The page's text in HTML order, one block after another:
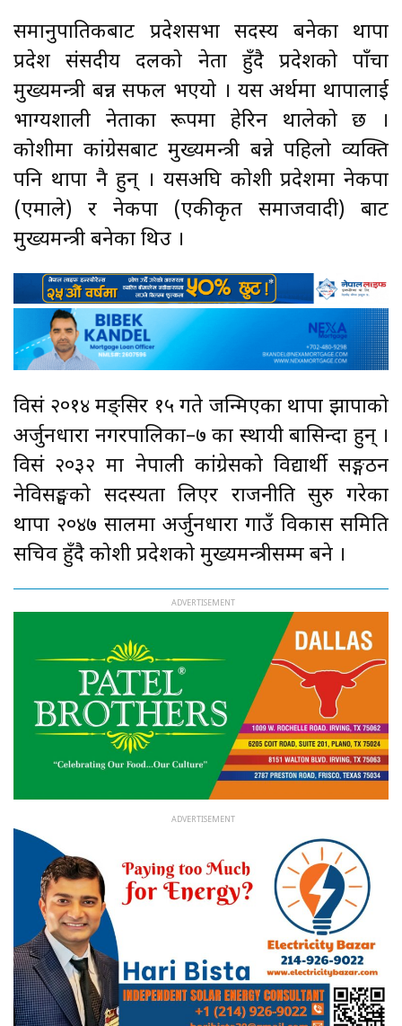
समानुपातिकबाट प्रदेशसभा सदस्य बनेका थापा
प्रदेश संसदीय दलको नेता हुँदै प्रदेशको पाँचौँ
मुख्यमन्त्री बन्न सफल भएयो । यस अर्थमा थापालाई
भाग्यशाली नेताका रूपमा हेरिन थालेको छ ।
कोशीमा कांग्रेसबाट मुख्यमन्त्री बन्ने पहिलो व्यक्ति
पनि थापा नै हुन् । यसअघि कोशी प्रदेशमा नेकपा
(एमाले) र नेकपा (एकीकृत समाजवादी) बाट
मुख्यमन्त्री बनेका थिउ ।
विसं २०१४ मङ्सिर १५ गते जन्मिएका थापा झापाको
अर्जुनधारा नगरपालिका–७ का स्थायी बासिन्दा हुन् ।
विसं २०३२ मा नेपाली कांग्रेसको विद्यार्थी सङ्गठन
नेविसङ्घको सदस्यता लिएर राजनीति सुरु गरेका
थापा २०४७ सालमा अर्जुनधारा गाउँ विकास समिति
सचिव हुँदै कोशी प्रदेशको मुख्यमन्त्रीसम्म बने ।